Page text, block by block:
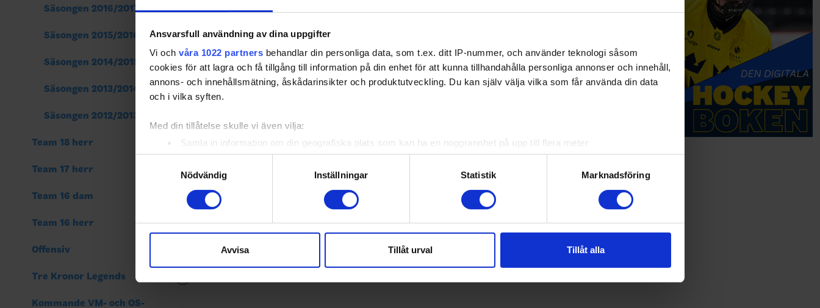
Ansvarsfull användning av dina uppgifter
Vi och våra 1022 partners behandlar din personliga data, som t.ex. ditt IP-nummer, och använder teknologi såsom
cookies för att lagra och få tillgång till information på din enhet för att kunna tillhandahålla personliga annonser och innehåll,
annons- och innehållsmätning, åskådarinsikter och produktutveckling. Du kan själv välja vilka som får använda din data
och i vilka syften.
Med din tillåtelse skulle vi även vilja:
Samla in information om din geografiska plats som kan ha en noggrannhet på upp till flera meter
Identifiera din enhet genom att aktivt skanna den för specifika kännetecken (fingeravtryck)
Ta reda på mer om hur dina personliga uppgifter behandlas och ställ in dina preferenser i
detaljsektionen. Du kan ändra
eller dra tillbaka ditt samtycke när som helst från cookie-förklaringen.
sociala medier och analysera vår trafik. Vi vidarebefordrar även sådana identifierare och annan information från din enhet
till de sociala medier och annons- och analysföretag som vi samarbetar med. Dessa kan i sin tur kombinera informationen
Nödvändig
Inställningar Statistik Marknadsföring
Avvisa Tillåt urval Tillåt alla
Säsongen 2016/2017
Säsongen 2015/2016
Säsongen 2014/2015
Säsongen 2013/2014
Säsongen 2012/2013
Team 18 herr
Team 17 herr
Team 16 dam
Team 16 herr
Offensiv
Tre Kronor Legends
Kommande VM- och OS-